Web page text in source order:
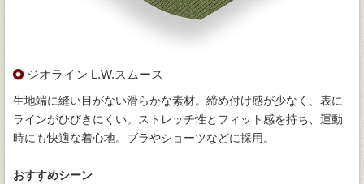
ジオライン L.W.スムース
生地端に縫い目がない滑らかな素材。締め付け感が少なく、表に
ラインがひびきにくい。ストレッチ性とフィット感を持ち、運動
時にも快適な着心地。ブラやショーツなどに採用。
おすすめシーン